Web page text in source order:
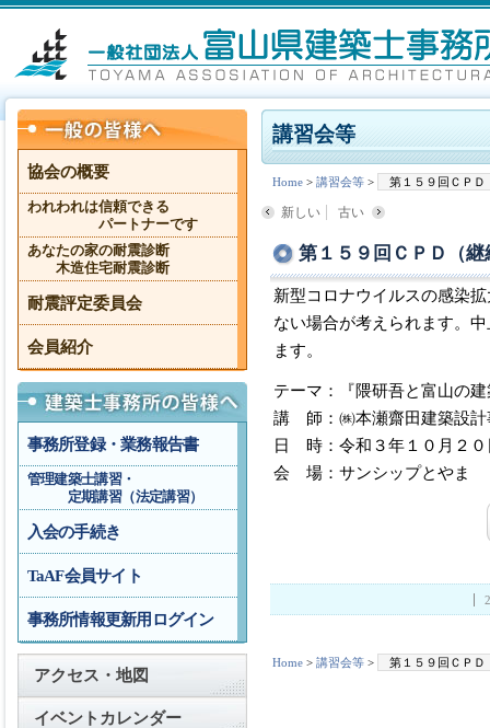
講習会等
Home > 講習会等 > 第１５９回ＣＰＤ
新しい 古い
第１５９回ＣＰＤ（
新型コロナウイルスの感染
ない場合が考えられます。
ます。
テーマ：『隈研吾と富山の
講 師：㈱本瀬齋田建築設
日 時：令和３年１０月２０
会 場：サンシップとやま
Home > 講習会等 > 第１５９回ＣＰＤ
協会の概要
われわれは信頼できる
パートナーです
あなたの家の耐震診断
木造住宅耐震診断
耐震評定委員会
会員紹介
事務所登録・業務報告書
管理建築士講習・
定期講習（法定講習）
入会の手続き
TaAF会員サイト
事務所情報更新用ログイン
アクセス・地図
イベントカレンダー